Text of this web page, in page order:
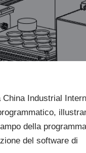
Industrial
della
del software di